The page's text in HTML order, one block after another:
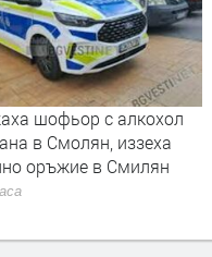
шофьор с алкохол
в Смолян, иззеха
оръжие в Смилян